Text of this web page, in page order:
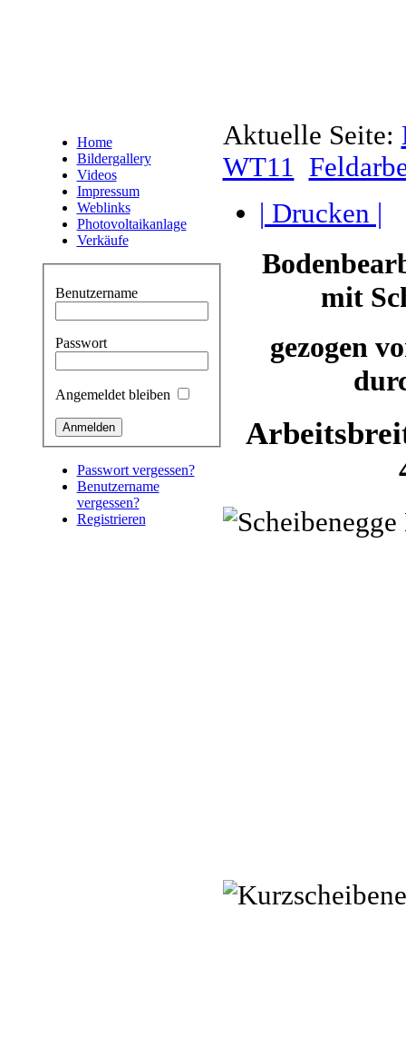
Home
Bildergallery
Videos
Impressum
Weblinks
Photovoltaikanlage
Verkäufe
Benutzername
Passwort
Angemeldet bleiben
Passwort vergessen?
Benutzername
vergessen?
Registrieren
Aktuelle Seite:
WT11
| Drucken |
mit
gezogen